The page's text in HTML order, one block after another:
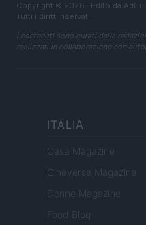
Copyright © 2026 · Edito da
Tutti i diritti riservati
I contenuti sono curati dalla
realizzati in collaborazione con
ITALIA
Casa Magazine
Cineverse Magazine
Donne Magazine
Food Blog